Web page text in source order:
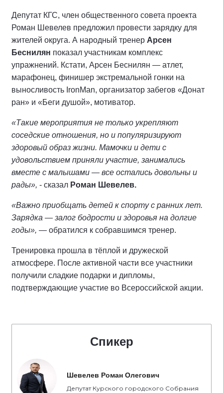
Депутат КГС, член общественного совета проекта
Роман Шевелев предложил провести зарядку для
жителей округа. А народный тренер Арсен
Беснилян показал участникам комплекс
упражнений. Кстати, Арсен Беснилян — атлет,
марафонец, финишер экстремальной гонки на
выносливость IronMan, организатор забегов «Донат
ран» и «Беги душой», мотиватор.
«Такие мероприятия не только укрепляют
соседские отношения, но и популяризируют
здоровый образ жизни. Мамочки и дети с
удовольствием приняли участие, занимались
вместе с малышами — все остались довольны и
рады», - сказал Роман Шевелев.
«Важно приобщать детей к спорту с ранних лет.
Зарядка — залог бодрости и здоровья на долгие
годы», — обратился к собравшимся тренер.
Тренировка прошла в тёплой и дружеской
атмосфере. После активной части все участники
получили сладкие подарки и дипломы,
подтверждающие участие во Всероссийской акции.
Спикер
Шевелев Роман Олегович
Депутат Курского городского Собрания